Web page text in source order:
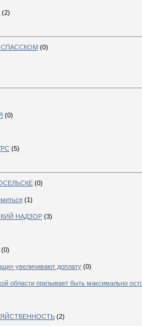
(2)
(0)
(0)
(5)
(0)
(1)
НАДЗОР (3)
(0)
увеличивают доплату (0)
области призывает быть максимально
(2)